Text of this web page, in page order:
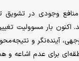
وجودی در تشویق
اکنون بار مسوولیت
آینده‌نگر و
برای عدم اشاعه و